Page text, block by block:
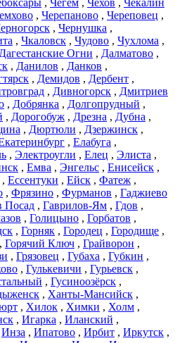
, Черепаново , Череповец ,
, Чернушка ,
, Чкаловск , Чудово , Чухлома ,
Дагестанские Огни , Далматово ,
, Данилов , Данков ,
, Демидов , Дербент ,
, Дивногорск , Дмитриев
, Добрянка , Долгопрудный ,
, Дорогобуж , Дрезна , Дубна ,
, Дюртюли , Дзержинск ,
, Елабуга ,
, Электроугли , Елец , Элиста ,
, Емва , Энгельс , Енисейск ,
, Ессентуки , Ейск , Фатеж ,
, Фрязино , Фурманов , Гаджиево
Посад , Гаврилов-Ям , Гдов ,
, Голицыно , Горбатов ,
, Горняк , Городец , Городище ,
, Горячий Ключ , Грайворон ,
, Грязовец , Губаха , Губкин ,
, Гулькевичи , Гурьевск ,
, Гусиноозёрск ,
, Ханты-Мансийск ,
, Хилок , Химки , Холм ,
, Игарка , Иланский ,
Инза , Ипатово , Ирбит , Иркутск ,